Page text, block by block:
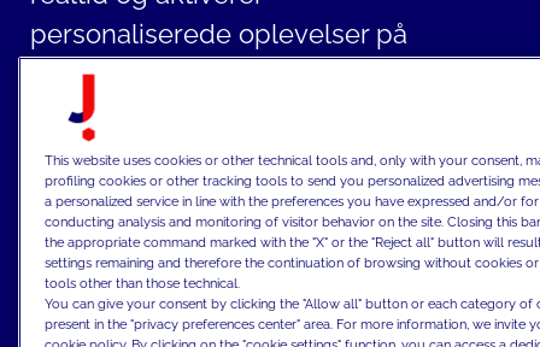
personaliserede oplevelser på
tværs af kanaler.
Vores tilgang
This website uses cookies or other technical tools and, only with your consent,
profiling cookies or other tracking tools to send you personalized advertising
a personalized service in line with the preferences you have expressed and/or
conducting analysis and monitoring of visitor behavior on the site. Closing this
the appropriate command marked with the "X" or the "Reject all" button will
settings remaining and therefore the continuation of browsing without cookies
tools other than those technical.
You can give your consent by clicking the "Allow all" button or each category of
present in the "privacy preferences center" area. For more information, we invite